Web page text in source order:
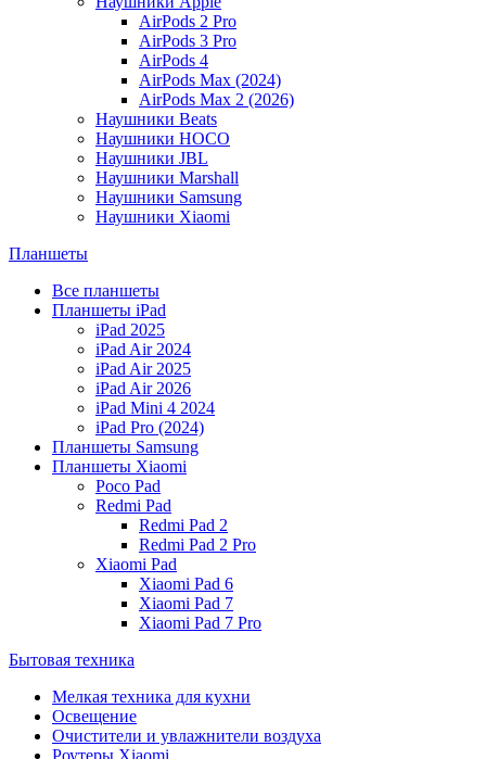
AirPods 2 Pro
AirPods 3 Pro
AirPods 4
AirPods Max (2024)
AirPods Max 2 (2026)
Наушники Beats
Наушники HOCO
Наушники JBL
Наушники Marshall
Наушники Samsung
Наушники Xiaomi
Планшеты
Все планшеты
Планшеты iPad
iPad 2025
iPad Air 2024
iPad Air 2025
iPad Air 2026
iPad Mini 4 2024
iPad Pro (2024)
Планшеты Samsung
Планшеты Xiaomi
Poco Pad
Redmi Pad
Redmi Pad 2
Redmi Pad 2 Pro
Xiaomi Pad
Xiaomi Pad 6
Xiaomi Pad 7
Xiaomi Pad 7 Pro
Бытовая техника
Мелкая техника для кухни
Освещение
Очистители и увлажнители воздуха
Роутеры Xiaomi